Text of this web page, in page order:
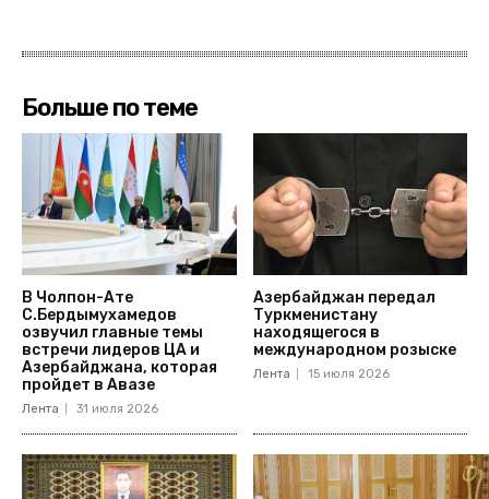
Больше по теме
В Чолпон-Ате
С.Бердымухамедов
озвучил главные темы
встречи лидеров ЦА и
Азербайджана, которая
пройдет в Авазе
Лента 31 июля 2026
Азербайджан передал
Туркменистану
находящегося в
международном розыске
Лента 15 июля 2026